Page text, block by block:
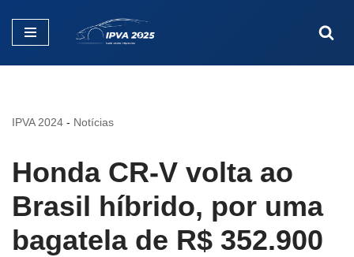
Pular
IPVA 2024 - Notícias
Honda CR-V volta ao
Brasil híbrido, por uma
bagatela de R$ 352.900